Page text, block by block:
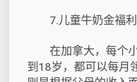
7.儿童牛奶金福利
在加拿大，每个小
到18岁，都可以每月